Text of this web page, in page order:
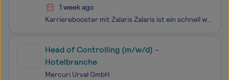
1 week ago
Karrierebooster mit Zalaris Zalaris ist ein schnell wachsender, weltweit führender Anbieter von HR-Technologie und Gehaltsabrechnungslösungen. Wir bieten ein internationales Umfeld, in dem Du mit uns wachsen kannst, und fördern offene Kommunikation sowie kreatives Denken durch kurze Entscheidungsw
Head of Controlling (m/w/d) -
Hotelbranche
Mercuri Urval GmbH